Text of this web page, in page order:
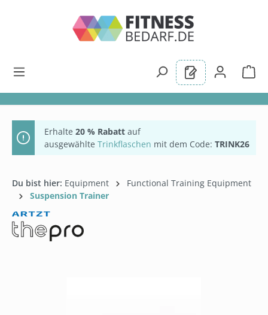
Erhalte 20 % Rabatt auf
ausgewählte Trinkflaschen mit dem Code: TRINK26
Du bist hier: Equipment
Functional Training Equipment
Suspension Trainer